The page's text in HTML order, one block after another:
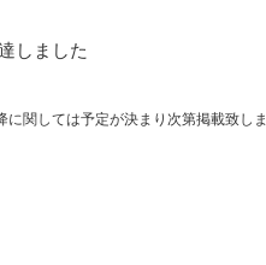
しました
関しては予定が決まり次第掲載致しま